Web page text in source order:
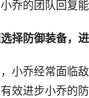
乔的团队回复
择防御装备，
小乔经常面临
效进步小乔的